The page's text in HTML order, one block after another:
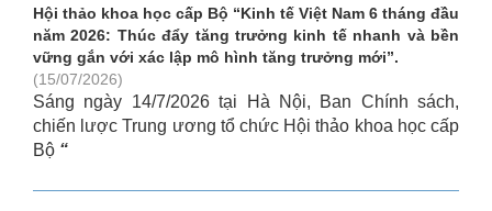
Hội thảo khoa học cấp Bộ “Kinh tế Việt Nam 6 tháng đầu
năm 2026: Thúc đẩy tăng trưởng kinh tế nhanh và bền
vững gắn với xác lập mô hình tăng trưởng mới”.
(15/07/2026)
Sáng ngày 14/7/2026 tại Hà Nội, Ban Chính sách,
chiến lược Trung ương tổ chức Hội thảo khoa học cấp
Bộ “